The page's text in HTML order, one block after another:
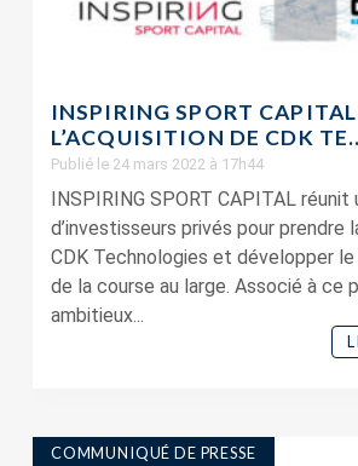
INSPIRING SPORT
L’ACQUISITION DE CDK
Publié le 24 mars 2022 à 17h44
INSPIRING SPORT CAPITAL réunit
d’investisseurs privés pour prendre
CDK Technologies et développer
de la course au large. Associé à ce
ambitieux...
COMMUNIQUÉ DE PRESSE